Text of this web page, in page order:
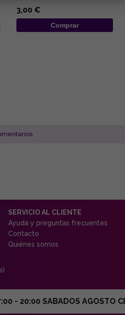
3,00 €
Comprar
SERVICIO AL CLIENTE
Ayuda y preguntas frecuentes
Contacto
Quiénes somos
- 20:00 SABADOS